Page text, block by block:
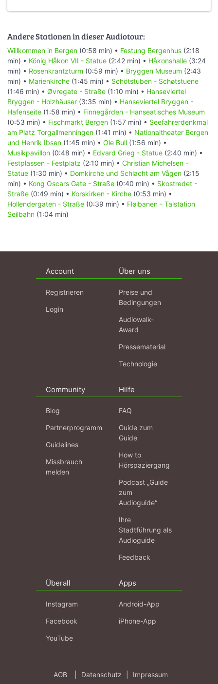
Andere Stationen in dieser Audiotour:
Willkommen in Bergen (0:58 min) • Festung Bergenhus (2:18
min) • König Håkon VII - Statue (2:42 min) • Håkonshalle (3:24
min) • Rosenkrantzturm (0:59 min) • Bryggen Museum (2:43
min) • Marienkirche (1:45 min) • Schötstuben - Schøtstuene
(1:46 min) • Øvregate - Straße (1:10 min) • Hanseviertel
Bryggen - Holzhäuser (3:35 min) • Hanseviertel Bryggen -
Hafenseite (1:58 min) • Finnegården - Hanseatisches Museum
(0:53 min) • Fischmarkt Bergen (1:57 min) • Seefahrerdenkmal
am Platz Torgallmenningen (1:41 min) • Nationaltheater Bergen
und Henrik Ibsen (1:45 min) • Ole Bull (1:56 min) •
Musikpavillon (0:48 min) • Edvard Grieg - Statue (2:40 min) •
Festplassen - Festplatz (2:10 min) • Christian Michelsen -
Statue (1:30 min) • Domkirche und Schlacht am Vågen (2:15
min) • Kong Oscars Gate - Straße (0:40 min) • Skostredet -
Straße (0:49 min) • Korskirken - Kirche (0:53 min) •
Hollendergaten - Straße (0:39 min) • Fløibanen - Talstation
Seilbahn (1:04 min)
Account
Registrieren
Login
Über uns
Preise und
Bedingungen
Audiowalk-
Award
Pressematerial
Technologie
Community
Blog
Partnerprogramm
Guidelines
Missbrauch
melden
Hilfe
FAQ
Guide zum
Guide
How to
Hörspaziergang
Podcast „Guide
zum
Audioguide“
Ihre
Stadtführung als
Audioguide
Feedback
Überall
Instagram
Facebook
YouTube
Apps
Android-App
iPhone-App
AGB Datenschutz Impressum